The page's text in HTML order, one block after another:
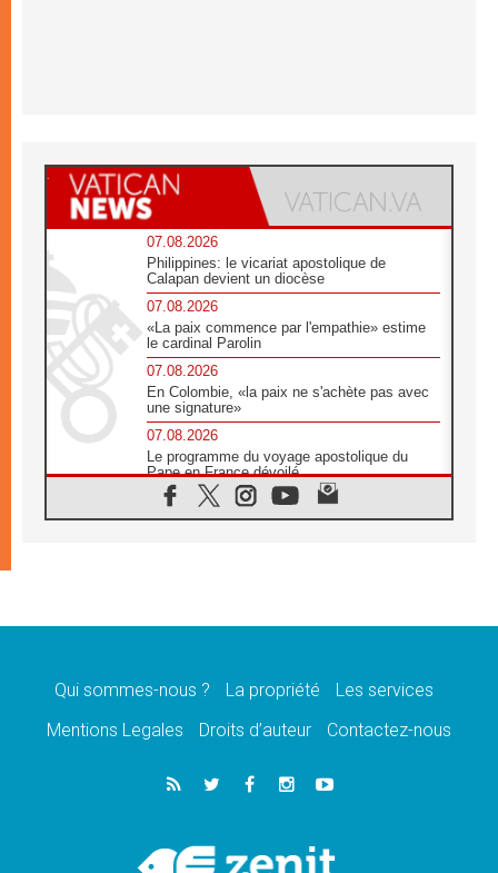
07.08.2026
Philippines: le vicariat apostolique de
Calapan devient un diocèse
07.08.2026
«La paix commence par l'empathie» estime
le cardinal Parolin
07.08.2026
En Colombie, «la paix ne s'achète pas avec
une signature»
07.08.2026
Le programme du voyage apostolique du
Pape en France dévoilé
07.08.2026
1ère Conférence continentale sur l'éducation
07.08.2026
07.08.2026
lancement des «dix jours de prière pour la
06.08.2026
Préparatifs des JMJ 2027 à Séoul: «c'est
Chrétiens et confucéens: respect et sagesse
Qui sommes-nous ? La propriété
Les services
Mentions Legales
Droits d’auteur Contactez-nous